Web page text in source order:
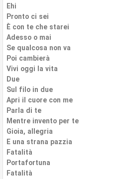
Ehi
Pronto ci sei
È con te che starei
Adesso o mai
Se qualcosa non va
Poi cambierà
Vivi oggi la vita
Due
Sul filo in due
Apri il cuore con me
Parla di te
Mentre invento per te
Gioia, allegria
E una strana pazzia
Fatalità
Portafortuna
Fatalità